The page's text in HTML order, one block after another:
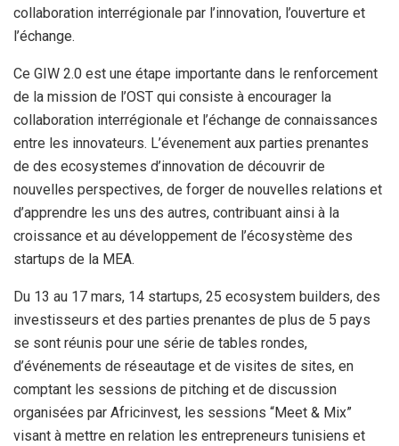
collaboration interrégionale par l’innovation, l’ouverture et
l’échange.
Ce GIW 2.0 est une étape importante dans le renforcement
de la mission de l’OST qui consiste à encourager la
collaboration interrégionale et l’échange de connaissances
entre les innovateurs. L’évenement aux parties prenantes
de des ecosystemes d’innovation de découvrir de
nouvelles perspectives, de forger de nouvelles relations et
d’apprendre les uns des autres, contribuant ainsi à la
croissance et au développement de l’écosystème des
startups de la MEA.
Du 13 au 17 mars, 14 startups, 25 ecosystem builders, des
investisseurs et des parties prenantes de plus de 5 pays
se sont réunis pour une série de tables rondes,
d’événements de réseautage et de visites de sites, en
comptant les sessions de pitching et de discussion
organisées par Africinvest, les sessions “Meet & Mix”
visant à mettre en relation les entrepreneurs tunisiens et